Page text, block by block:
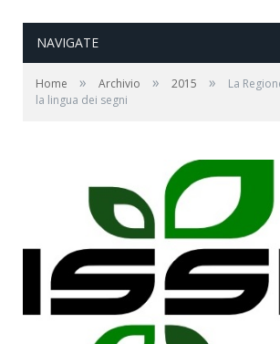
NAVIGATE
Home » Archivio » 2015 »
La
la lingua dei segni